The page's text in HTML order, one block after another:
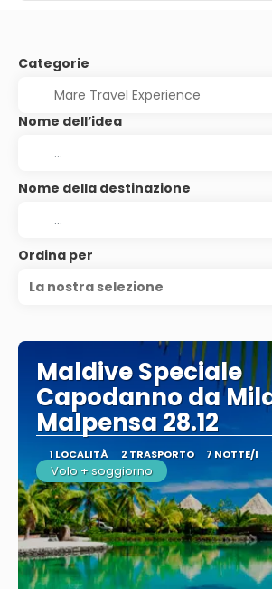
Categorie
Nome dell’idea
Nome della destinazione
Ordina per
La nostra selezione
Maldive Speciale
Capodanno da
Malpensa 28.12
1 LOCALITÀ 2 TRASPORTO 7 NOTTE/I
Volo + soggiorno